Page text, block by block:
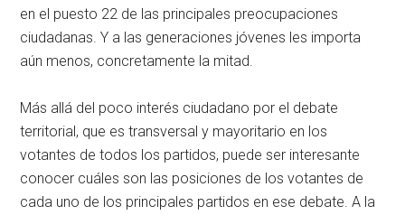
en el puesto 22 de las principales preocupaciones
ciudadanas. Y a las generaciones jóvenes les importa
aún menos, concretamente la mitad.
Más allá del poco interés ciudadano por el debate
territorial, que es transversal y mayoritario en los
votantes de todos los partidos, puede ser interesante
conocer cuáles son las posiciones de los votantes de
cada uno de los principales partidos en ese debate. A la